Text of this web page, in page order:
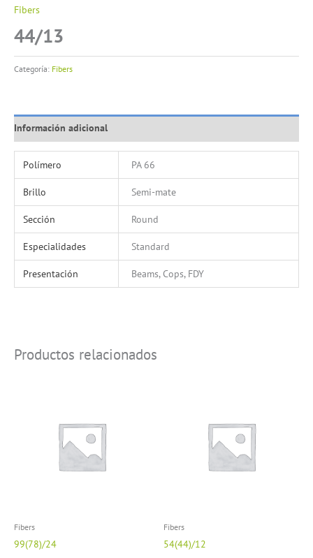
Fibers
44/13
Categoría: Fibers
Información adicional
Polímero PA 66
Brillo Semi-mate
Sección Round
Especialidades Standard
Presentación Beams, Cops, FDY
Productos relacionados
Fibers
99(78)/24
Fibers
54(44)/12